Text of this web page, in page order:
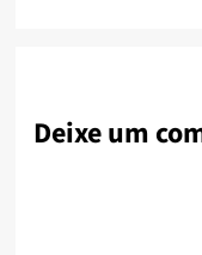
Deixe um